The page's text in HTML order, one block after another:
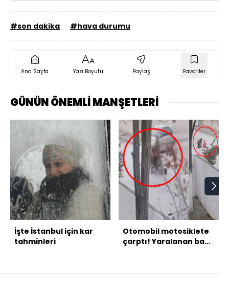
#son dakika #hava durumu
Ana Sayfa Yazı Boyutu Paylaş Favoriler
GÜNÜN ÖNEMLİ MANŞETLERİ
İşte İstanbul için kar
tahminleri
Otomobil motosiklete
çarptı! Yaralanan baba